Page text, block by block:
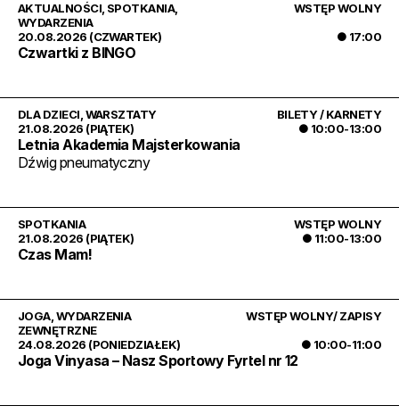
20.08.2026 (CZWARTEK) ● 17:00
AKTUALNOŚCI SPOTKANIA,
WYDARZENIA
WSTĘP WOLNY
Czwartki z BINGO
21.08.2026 (PIĄTEK) ● 10:00-13:00
DLA DZIECI WARSZTATY BILETY / KARNETY
Letnia Akademia Majsterkowania
Dźwig pneumatyczny
21.08.2026 (PIĄTEK) ● 11:00-13:00
SPOTKANIA WSTĘP WOLNY
Czas Mam!
24.08.2026 (PONIEDZIAŁEK) ● 10:00-11:00
JOGA, WYDARZENIA
ZEWNĘTRZNE
WSTĘP WOLNY/ ZAPISY
Joga Vinyasa – Nasz Sportowy Fyrtel nr 12